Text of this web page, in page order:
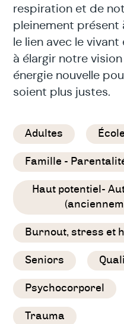
respiration et de
pleinement présent
le lien avec le
à élargir notre
énergie nouvelle
soient plus justes.
Adultes
Famille -
Haut potentiel-
Burnout, stress et
Seniors
Psychocorporel
Trauma